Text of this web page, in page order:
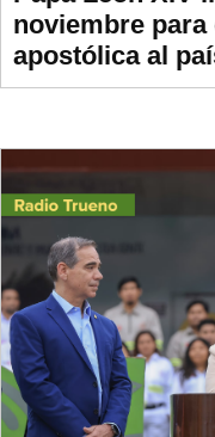
noviembre
apostólica al